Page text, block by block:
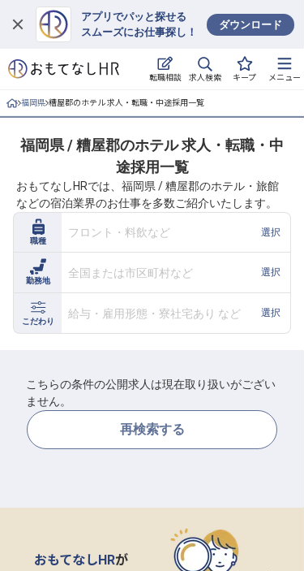
アプリでパッと探せる
スムーズにお仕事探し！
ダウンロード
転職相談 求人検索 キープ メニュー
ログイン
求人・施設を探す
就職・転職 合同説明会
おもてなしHRについて
ご利用の流れ
よくある質問
ホテル・宿泊業界情報コラム
無料 転職サポートに申し込む
採用をお考えの企業様へ
福岡県 糟屋郡のホテル 求人・転職・中途採用一覧
福岡県 / 糟屋郡のホテル 求人・転職・中
途採用一覧
おもてなしHRでは、福岡県 / 糟屋郡のホテル・旅館
などの宿泊業界のお仕事を多数ご紹介いたします。
職種
フロント・料飲など 選択
勤務地
全国または市区町村など 選択
こだわり
給与・雇用形態・寮社宅あり など 選択
こちらの条件の公開求人は現在取り扱いがござい
ません。
再検索する
おもてなしHRが